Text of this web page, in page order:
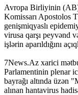
Avropa Birliyinin
Komissarı Apostolos
genişmiqyaslı
virusa qarşı peyvənd
işlərin aparıldığını
7News.Az xarici
Parlamentinin plenar
bayrağı altında üzən
alınan hantavirus